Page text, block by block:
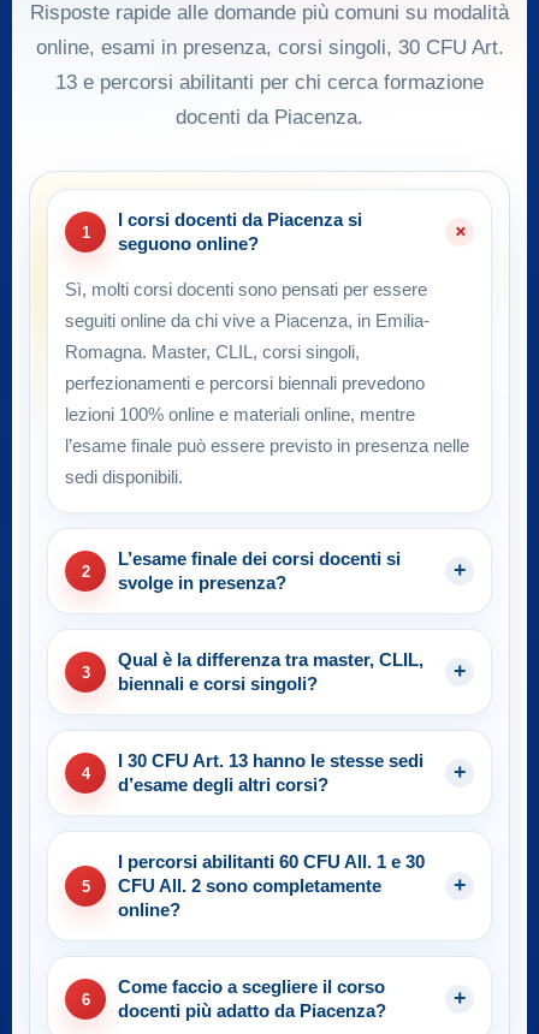
Risposte rapide alle domande più comuni su modalità
online, esami in presenza, corsi singoli, 30 CFU Art.
13 e percorsi abilitanti per chi cerca formazione
docenti da Piacenza.
1
I corsi docenti da Piacenza si
seguono online?
Sì, molti corsi docenti sono pensati per essere
seguiti online da chi vive a Piacenza, in Emilia-
Romagna. Master, CLIL, corsi singoli,
perfezionamenti e percorsi biennali prevedono
lezioni 100% online e materiali online, mentre
l’esame finale può essere previsto in presenza nelle
sedi disponibili.
2
L’esame finale dei corsi docenti si
svolge in presenza?
3
Qual è la differenza tra master, CLIL,
biennali e corsi singoli?
4
I 30 CFU Art. 13 hanno le stesse sedi
d’esame degli altri corsi?
5
I percorsi abilitanti 60 CFU All. 1 e 30
CFU All. 2 sono completamente
online?
6
Come faccio a scegliere il corso
docenti più adatto da Piacenza?